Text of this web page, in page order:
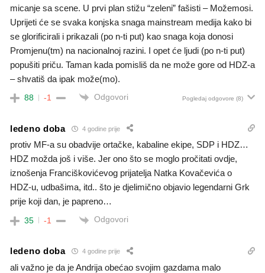
micanje sa scene. U prvi plan stižu “zeleni” fašisti – Možemosi.
Uprijeti će se svaka konjska snaga mainstream medija kako bi
se glorificirali i prikazali (po n-ti put) kao snaga koja donosi
Promjenu(tm) na nacionalnoj razini. I opet će ljudi (po n-ti put)
popušiti priču. Taman kada pomisliš da ne može gore od HDZ-a
– shvatiš da ipak može(mo).
88 -1 Odgovori Pogledaj odgovore (8)
ledeno doba 4 godine prije
protiv MF-a su obadvije ortačke, kabaline ekipe, SDP i HDZ…
HDZ možda još i više. Jer ono što se moglo pročitati ovdje,
iznošenja Franciškovićevog prijatelja Natka Kovačevića o
HDZ-u, udbašima, itd.. što je djelimično objavio legendarni Grk
prije koji dan, je papreno…
35 -1 Odgovori
ledeno doba 4 godine prije
ali važno je da je Andrija obećao svojim gazdama malo